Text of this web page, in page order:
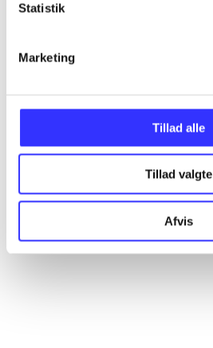
Statistik
Marketing
Tillad alle
Tillad valgte
Afvis
Artikler
...